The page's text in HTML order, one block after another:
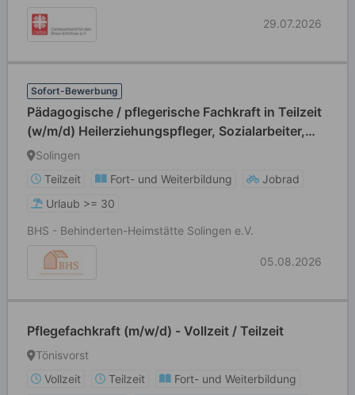
29.07.2026
Sofort-Bewerbung
Pädagogische / pflegerische Fachkraft in Teilzeit
(w/m/d) Heilerziehungspfleger, Sozialarbeiter,
Sozialpädagoge, Erzieher, Gesundheits- und
Solingen
Teilzeit
Fort- und Weiterbildung
Jobrad
Urlaub >= 30
BHS - Behinderten-Heimstätte Solingen e.V.
05.08.2026
Pflegefachkraft (m/w/d) - Vollzeit / Teilzeit
Tönisvorst
Vollzeit
Teilzeit
Fort- und Weiterbildung